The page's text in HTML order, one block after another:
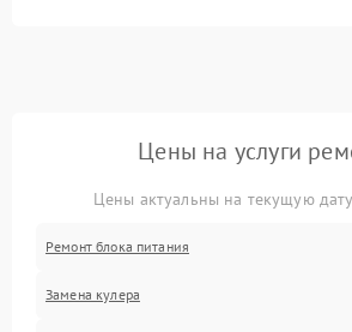
Цены на услуги
Цены актуальны на текущую
Ремонт блока питания
Замена кулера